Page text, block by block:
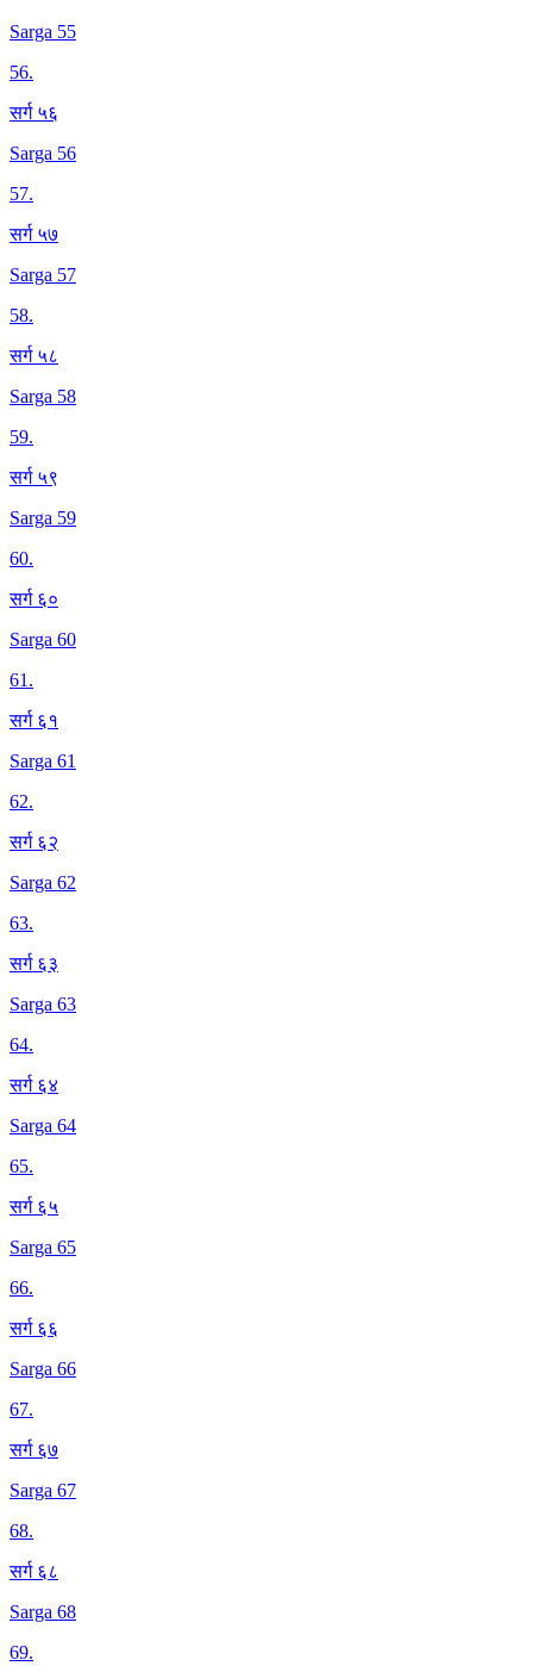
Sarga 55
56.
सर्ग ५६
Sarga 56
57.
सर्ग ५७
Sarga 57
58.
सर्ग ५८
Sarga 58
59.
सर्ग ५९
Sarga 59
60.
सर्ग ६०
Sarga 60
61.
सर्ग ६१
Sarga 61
62.
सर्ग ६२
Sarga 62
63.
सर्ग ६३
Sarga 63
64.
सर्ग ६४
Sarga 64
65.
सर्ग ६५
Sarga 65
66.
सर्ग ६६
Sarga 66
67.
सर्ग ६७
Sarga 67
68.
सर्ग ६८
Sarga 68
69.